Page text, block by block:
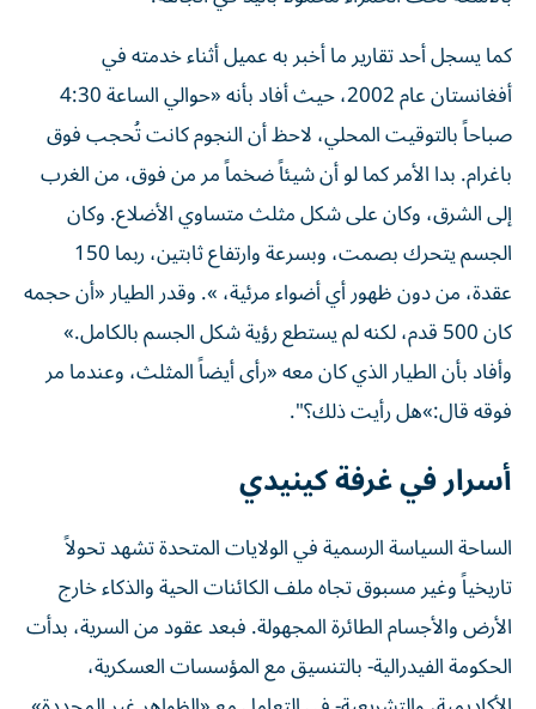
كما يسجل أحد تقارير ما أخبر به عميل أثناء خدمته في
أفغانستان عام 2002، حيث أفاد بأنه «حوالي الساعة 4:30
صباحاً بالتوقيت المحلي، لاحظ أن النجوم كانت تُحجب فوق
باغرام. بدا الأمر كما لو أن شيئاً ضخماً مر من فوق، من الغرب
إلى الشرق، وكان على شكل مثلث متساوي الأضلاع. وكان
الجسم يتحرك بصمت، وبسرعة وارتفاع ثابتين، ربما 150
عقدة، من دون ظهور أي أضواء مرئية، ». وقدر الطيار «أن حجمه
كان 500 قدم، لكنه لم يستطع رؤية شكل الجسم بالكامل.»
وأفاد بأن الطيار الذي كان معه «رأى أيضاً المثلث، وعندما مر
فوقه قال:»هل رأيت ذلك؟".
أسرار في غرفة كينيدي
الساحة السياسة الرسمية في الولايات المتحدة تشهد تحولاً
تاريخياً وغير مسبوق تجاه ملف الكائنات الحية والذكاء خارج
الأرض والأجسام الطائرة المجهولة. فبعد عقود من السرية، بدأت
الحكومة الفيدرالية- بالتنسيق مع المؤسسات العسكرية،